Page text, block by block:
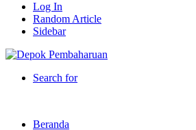
Log In
Random Article
Sidebar
Search for
Beranda